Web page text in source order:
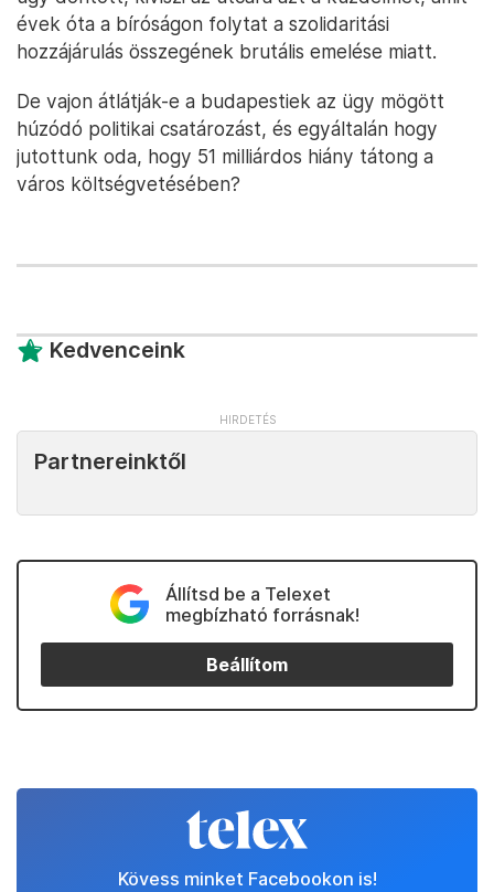
évek óta a bíróságon folytat a szolidaritási
hozzájárulás összegének brutális emelése miatt.
De vajon átlátják-e a budapestiek az ügy mögött
húzódó politikai csatározást, és egyáltalán hogy
jutottunk oda, hogy 51 milliárdos hiány tátong a
város költségvetésében?
Kedvenceink
Partnereinktől
Állítsd be a Telexet
megbízható forrásnak!
Beállítom
Kövess minket Facebookon is!